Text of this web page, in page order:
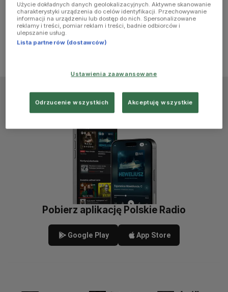
more
information)
Pobierz aplikację Polskie Radio
Google Play App Store
Użycie dokładnych danych geolokalizacyjnych. Aktywne skanowanie
charakterystyki urządzenia do celów identyfikacji. Przechowywanie
informacji na urządzeniu lub dostęp do nich. Spersonalizowane
reklamy i treści, pomiar reklam i treści, badnie odbiorców i
ulepszanie usług.
Lista partnerów (dostawców)
Ustawienia zaawansowane
Odrzucenie wszystkich Akceptuję wszystkie